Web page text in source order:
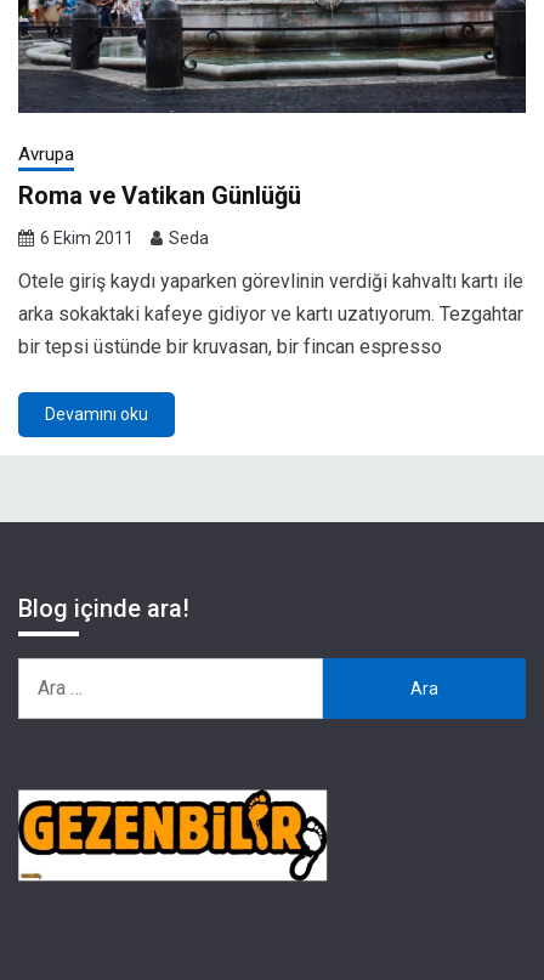
Avrupa
Roma ve Vatikan Günlüğü
6 Ekim 2011 Seda
Otele giriş kaydı yaparken görevlinin verdiği kahvaltı kartı ile
arka sokaktaki kafeye gidiyor ve kartı uzatıyorum. Tezgahtar
bir tepsi üstünde bir kruvasan, bir fincan espresso
Devamını oku
Blog içinde ara!